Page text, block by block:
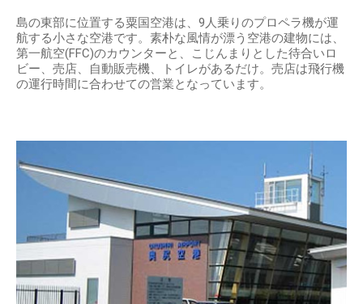
島の東部に位置する粟国空港は、9人乗りのプロペラ機が運
航する小さな空港です。素朴な風情が漂う空港の建物には、
第一航空(FFC)のカウンターと、こじんまりとした待合いロ
ビー、売店、自動販売機、トイレがあるだけ。売店は飛行機
の運行時間に合わせての営業となっています。